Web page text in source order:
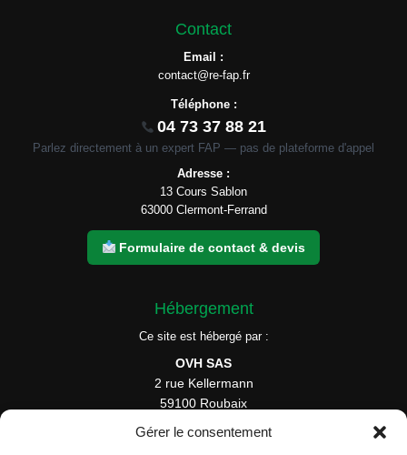
Gérer le consentement
Contact
Email :
contact@re-fap.fr
Téléphone :
04 73 37 88 21
Parlez directement à un expert FAP — pas de plateforme d'appel
Adresse :
13 Cours Sablon
63000 Clermont-Ferrand
Formulaire de contact & devis
Hébergement
Ce site est hébergé par :
OVH SAS
2 rue Kellermann
59100 Roubaix